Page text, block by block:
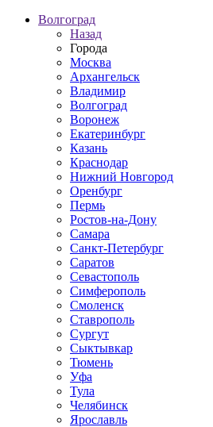
Волгоград
Назад
Города
Москва
Архангельск
Владимир
Волгоград
Воронеж
Екатеринбург
Казань
Краснодар
Нижний Новгород
Оренбург
Пермь
Ростов-на-Дону
Самара
Санкт-Петербург
Саратов
Севастополь
Симферополь
Смоленск
Ставрополь
Сургут
Сыктывкар
Тюмень
Уфа
Тула
Челябинск
Ярославль